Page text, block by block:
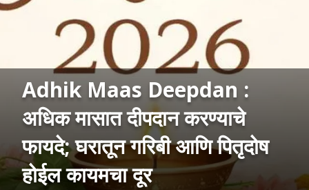
Adhik Maas Deepdan :
अधिक मासात दीपदान करण्याचे
फायदे; घरातून गरिबी आणि पितृदोष
होईल कायमचा दूर